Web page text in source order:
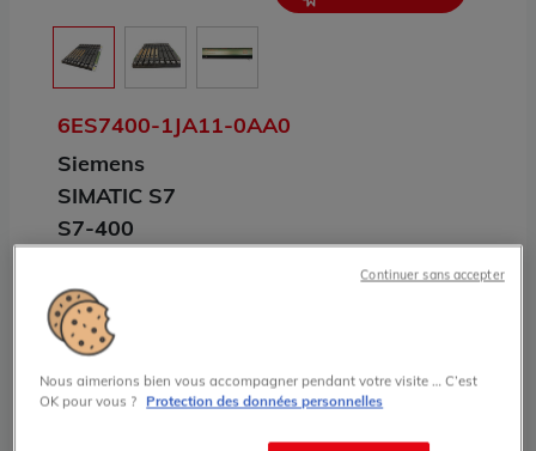
6ES7400-1JA11-0AA0
Siemens
SIMATIC S7
S7-400
central UR2 Simatic S7 Siemens 9
emplacements E/S 2 alimentations
redondantes
Nous aimerions bien vous accompagner pendant votre visite … C’est
OK pour vous ? Protection des données personnelles
Continuer sans accepter